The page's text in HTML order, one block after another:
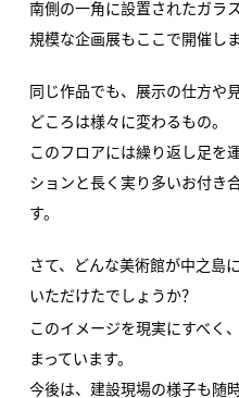
南側の一角に設置されたガラ
規模な企画展もここで開催しま
同じ作品でも、展示の仕方や
どころは様々に変わるもの。
このフロアには繰り返し足を
ションと長く実り多いお付き
す。
さて、どんな美術館が中之島
いただけたでしょうか？
このイメージを現実にすべく、
まっています。
今後は、建設現場の様子も随